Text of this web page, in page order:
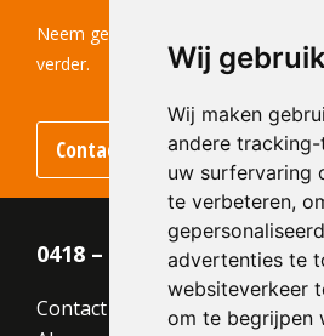
Wij
Wij maken
andere
uw surfervaring
te verbeteren,
advertenties te
websiteverkeer
om te begrijpen
Neem gerust contact met ons op!
verder.
Contact opnemen
0418 – 55 22 21
Contact